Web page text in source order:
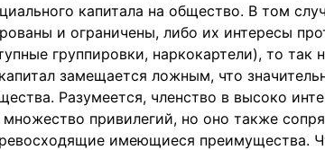
капитала на общество. В том
и ограничены, либо их интересы
группировки, наркокартели), то так
замещается ложным, что
Разумеется, членство в высоко
привилегий, но оно также
имеющиеся преимущества.